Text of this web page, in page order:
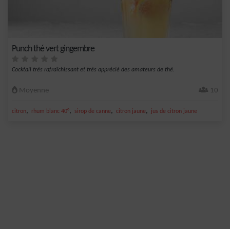
Punch thé vert gingembre
Cocktail très rafraîchissant et très apprécié des amateurs de thé.
Moyenne 10
citron, rhum blanc 40°, sirop de canne, citron jaune, jus de citron jaune